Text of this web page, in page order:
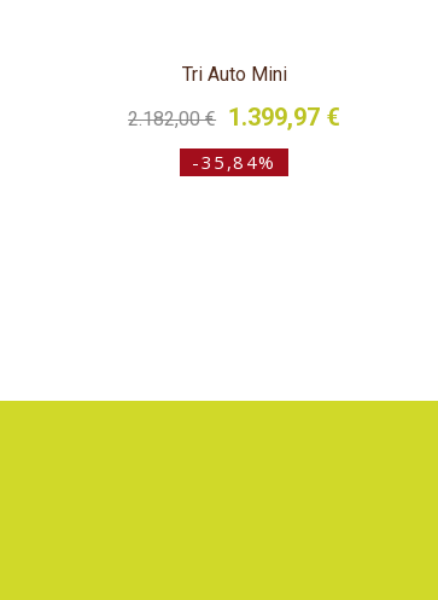
Tri Auto Mini
2.182,00 € 1.399,97 €
-35,84%